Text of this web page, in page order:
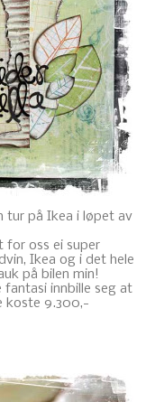
tur på Ikea i løpet av
for oss ei super
Ikea og i det hele
på bilen min!
fantasi innbille seg at
koste 9.300,-